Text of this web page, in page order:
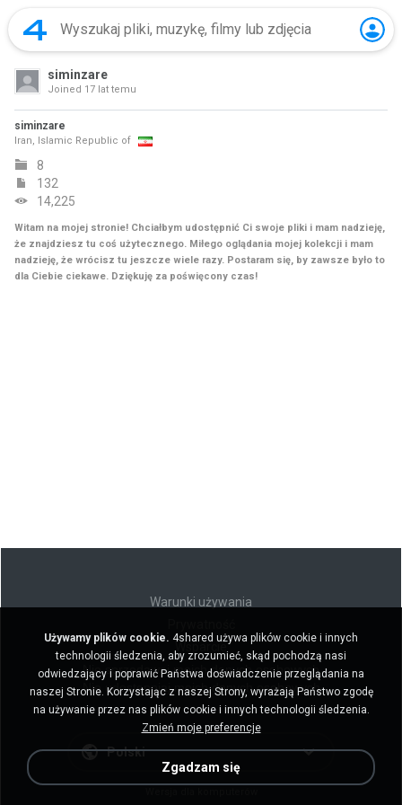
siminzare
Joined 17 lat temu
siminzare
Iran, Islamic Republic of
8
132
14,225
Witam na mojej stronie! Chciałbym udostępnić Ci swoje pliki i mam nadzieję,
że znajdziesz tu coś użytecznego. Miłego oglądania mojej kolekcji i mam
nadzieję, że wrócisz tu jeszcze wiele razy. Postaram się, by zawsze było to
dla Ciebie ciekawe. Dziękuję za poświęcony czas!
Warunki używania
Nie sprzedawaj moich danych osobowych
Nie udostępniaj moich danych osobowych
Polski
Używamy plików cookie. 4shared używa plików cookie i innych
technologii śledzenia, aby zrozumieć, skąd pochodzą nasi
odwiedzający i poprawić Państwa doświadczenie przeglądania na
naszej Stronie. Korzystając z naszej Strony, wyrażają Państwo zgodę
na używanie przez nas plików cookie i innych technologii śledzenia.
Zmień moje preferencje
Zgadzam się